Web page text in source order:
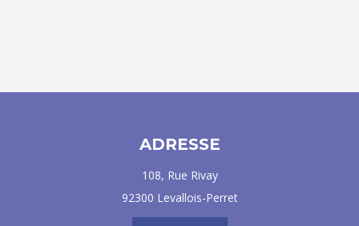
ADRESSE
108, Rue Rivay
92300 Levallois-Perret